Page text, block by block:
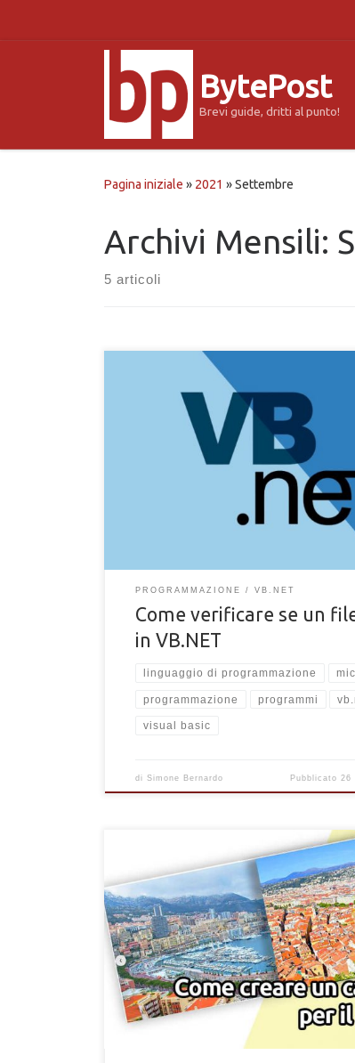
BytePost
Brevi guide, dritti al punto!
Pagina iniziale » 2021 »Settembre
Archivi Mensili:
5 articoli
Come verificare se un file esiste con
un determinato file è presente nel computer
PROGRAMMAZIONE VB.NET
Come verificare se un
in VB.NET
linguaggio di programmazione
programmazione programmi
visual basic
diSimone Bernardo Pubblicato 26
Come creare un carosello per il tuo sito.
integrare uno slideshow di immagini
web facilmente